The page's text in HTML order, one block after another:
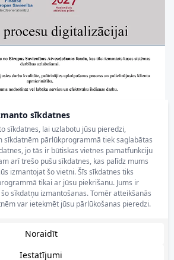
sīkdatnes
sīkdatnes, lai uzlabotu jūsu pieredzi,
sīkdatnēm pārlūkprogrammā tiek saglabātas
jo tās ir būtiskas vietnes pamatfunkciju
arī trešo pušu sīkdatnes, kas palīdz mums
izmantojat šo vietni. Šīs sīkdatnes tiks
tikai ar jūsu piekrišanu. Jums ir
sīkdatņu izmantošanas. Tomēr atteikšanās
var ietekmēt jūsu pārlūkošanas pieredzi.
Iestatījumi
Noraidīt